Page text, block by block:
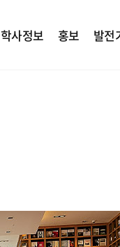
학사정보 홍보 발전